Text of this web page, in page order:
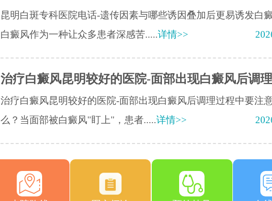
昆明白斑专科医院电话-遗传因素与哪些诱因叠加后更易诱发白
白癜风作为一种让众多患者深感苦.....详情>>
治疗白癜风昆明较好的医院-面部出现白癜风后调理
治疗白癜风昆明较好的医院-面部出现白癜风后调理过程中要注
么？当面部被白癜风"盯上"，患者.....详情>>